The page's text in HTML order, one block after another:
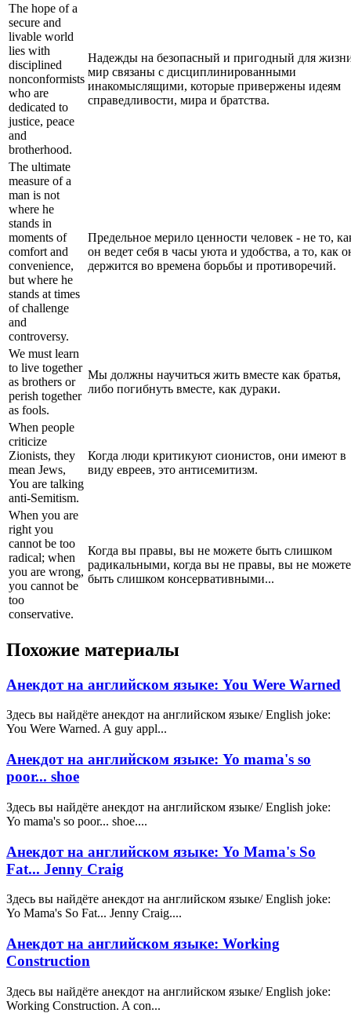
The hope of a
secure and
livable world
lies with
disciplined
nonconformists
who are
dedicated to
justice, peace
and
brotherhood.
Надежды на безопасный и пригодный для
мир связаны с дисциплинированными
инакомыслящими, которые привержены идеям
справедливости, мира и братства.
The ultimate
measure of a
man is not
where he
stands in
moments of
comfort and
convenience,
but where he
stands at times
of challenge
and
controversy.
Предельное мерило ценности человек - не то,
он ведет себя в часы уюта и удобства, а то, как
держится во времена борьбы и противоречий.
We must learn
to live together
as brothers or
perish together
as fools.
Мы должны научиться жить вместе как братья,
либо погибнуть вместе, как дураки.
When people
criticize
Zionists, they
mean Jews,
You are talking
anti-Semitism.
Когда люди критикуют сионистов, они имеют в
виду евреев, это антисемитизм.
When you are
right you
cannot be too
radical; when
you are wrong,
you cannot be
too
conservative.
Когда вы правы, вы не можете быть слишком
радикальными, когда вы не правы, вы не можете
быть слишком консервативными...
Похожие материалы
Анекдот на английском языке: You Were Warned
Здесь вы найдёте анекдот на английском языке/ English joke:
You Were Warned. A guy appl...
Анекдот на английском языке: Yo mama's so
poor... shoe
Здесь вы найдёте анекдот на английском языке/ English joke:
Yo mama's so poor... shoe....
Анекдот на английском языке: Yo Mama's So
Fat... Jenny Craig
Здесь вы найдёте анекдот на английском языке/ English joke:
Yo Mama's So Fat... Jenny Craig....
Анекдот на английском языке: Working
Construction
Здесь вы найдёте анекдот на английском языке/ English joke:
Working Construction. A con...